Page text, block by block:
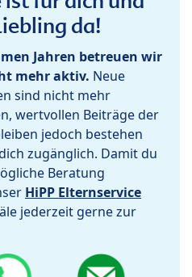
da!
Jahren betreuen wir
mehr aktiv. Neue
sind nicht mehr
wertvollen Beiträge der
jedoch bestehen
zugänglich. Damit du
Beratung
HiPP Elternservice
jederzeit gerne zur